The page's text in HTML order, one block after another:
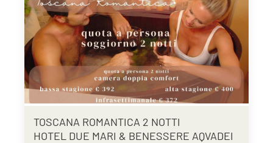
TOSCANA ROMANTICA 2 NOTTI
HOTEL DUE MARI & BENESSERE AQVADEI